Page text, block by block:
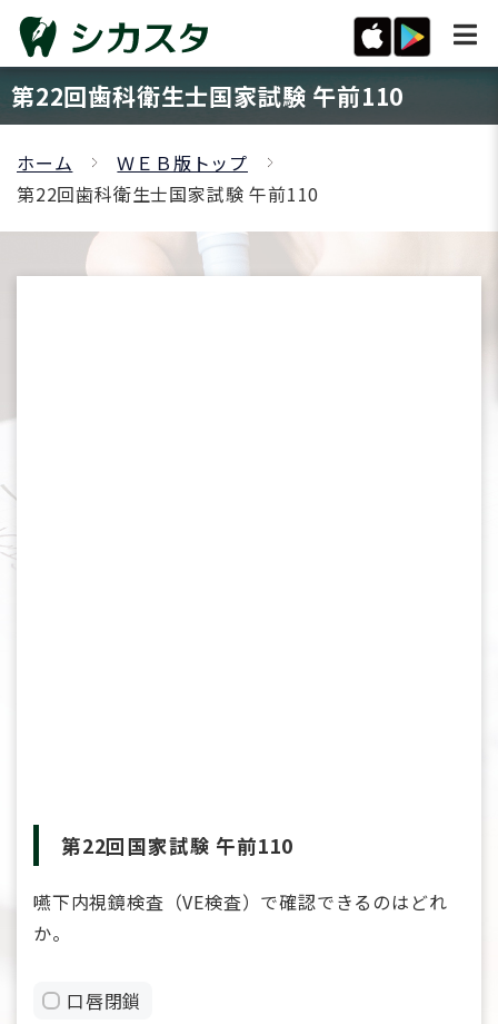
第22回歯科衛生士国家試験 午前110
ホーム
ＷＥＢ版トップ
第22回歯科衛生士国家試験 午前110
第22回国家試験 午前110
嚥下内視鏡検査（VE検査）で確認できるのはどれ
か。
口唇閉鎖